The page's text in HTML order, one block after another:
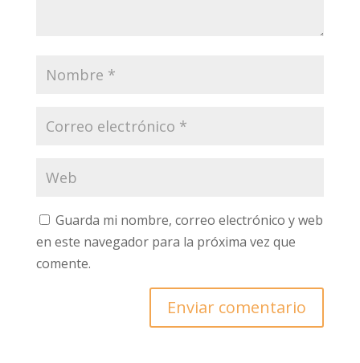
Guarda mi nombre, correo electrónico y web
en este navegador para la próxima vez que
comente.